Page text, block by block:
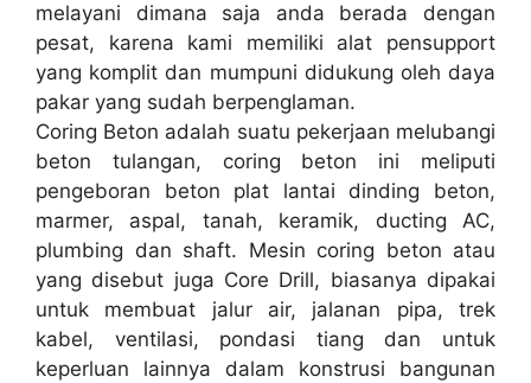
melayani dimana saja anda berada dengan
pesat, karena kami memiliki alat pensupport
yang komplit dan mumpuni didukung oleh daya
pakar yang sudah berpenglaman.
Coring Beton adalah suatu pekerjaan melubangi
beton tulangan, coring beton ini meliputi
pengeboran beton plat lantai dinding beton,
marmer, aspal, tanah, keramik, ducting AC,
plumbing dan shaft. Mesin coring beton atau
yang disebut juga Core Drill, biasanya dipakai
untuk membuat jalur air, jalanan pipa, trek
kabel, ventilasi, pondasi tiang dan untuk
keperluan lainnya dalam konstrusi bangunan